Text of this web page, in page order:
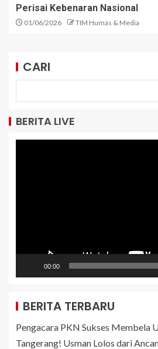
Perisai Kebenaran Nasional
01/06/2026 TIM Humas & Media
CARI
BERITA LIVE
00:00
BERITA TERBARU
Pengacara PKN Sukses Membela
Tangerang! Usman Lolos dari